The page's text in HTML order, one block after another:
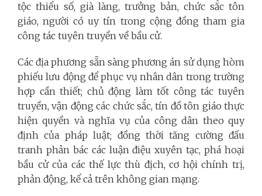
tộc thiểu số, già làng, trưởng bản, chức sắc tôn
giáo, người có uy tín trong cộng đồng tham gia
công tác tuyên truyền về bầu cử.
Các địa phương sẵn sàng phương án sử dụng hòm
phiếu lưu động để phục vụ nhân dân trong trường
hợp cần thiết; chủ động làm tốt công tác tuyên
truyền, vận động các chức sắc, tín đồ tôn giáo thực
hiện quyền và nghĩa vụ của công dân theo quy
định của pháp luật; đồng thời tăng cường đấu
tranh phản bác các luận điệu xuyên tạc, phá hoại
bầu cử của các thế lực thù địch, cơ hội chính trị,
phản động, kể cả trên không gian mạng.